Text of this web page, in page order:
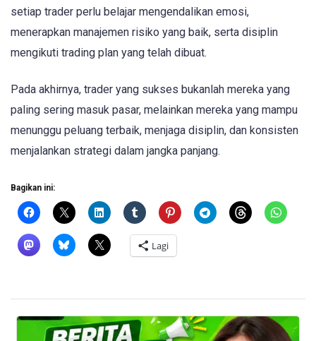
setiap trader perlu belajar mengendalikan emosi,
menerapkan manajemen risiko yang baik, serta disiplin
mengikuti trading plan yang telah dibuat.
Pada akhirnya, trader yang sukses bukanlah mereka yang
paling sering masuk pasar, melainkan mereka yang mampu
menunggu peluang terbaik, menjaga disiplin, dan konsisten
menjalankan strategi dalam jangka panjang.
Bagikan ini:
Lagi